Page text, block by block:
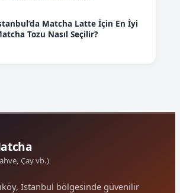
Matcha Latte İçin En İyi
Tozu Nasıl Seçilir?
Çay vb.)
İstanbul bölgesinde güvenilir